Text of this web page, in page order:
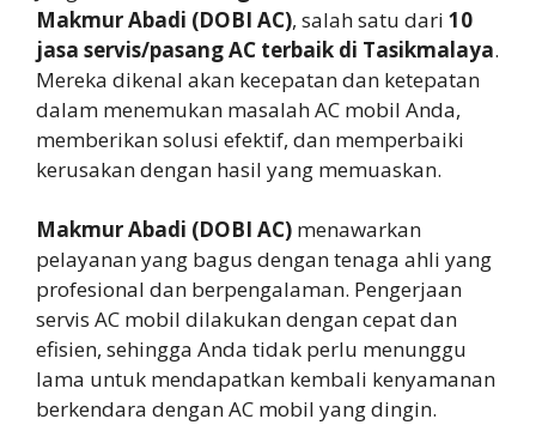
Makmur Abadi (DOBI AC), salah satu dari 10
jasa servis/pasang AC terbaik di Tasikmalaya.
Mereka dikenal akan kecepatan dan ketepatan
dalam menemukan masalah AC mobil Anda,
memberikan solusi efektif, dan memperbaiki
kerusakan dengan hasil yang memuaskan.
Makmur Abadi (DOBI AC) menawarkan
pelayanan yang bagus dengan tenaga ahli yang
profesional dan berpengalaman. Pengerjaan
servis AC mobil dilakukan dengan cepat dan
efisien, sehingga Anda tidak perlu menunggu
lama untuk mendapatkan kembali kenyamanan
berkendara dengan AC mobil yang dingin.